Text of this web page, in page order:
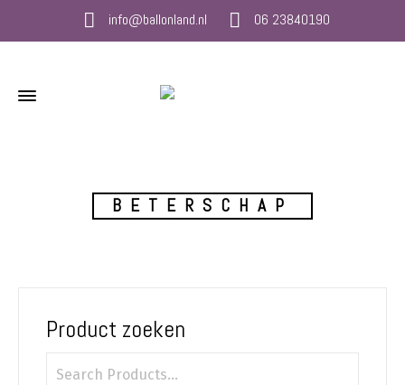
info@ballonland.nl 06 23840190
BETERSCHAP
Product zoeken